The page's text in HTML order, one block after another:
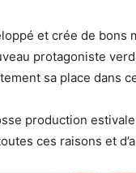
et crée de bons
protagoniste
sa place dans
production
ces raisons et